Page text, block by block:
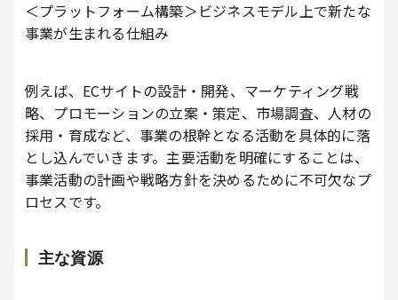
＜プラットフォーム構築＞ビジネスモデル上で新たな
事業が生まれる仕組み
例えば、ECサイトの設計・開発、マーケティング戦
略、プロモーションの立案・策定、市場調査、人材の
採用・育成など、事業の根幹となる活動を具体的に落
とし込んでいきます。主要活動を明確にすることは、
事業活動の計画や戦略方針を決めるために不可欠なプ
ロセスです。
主な資源